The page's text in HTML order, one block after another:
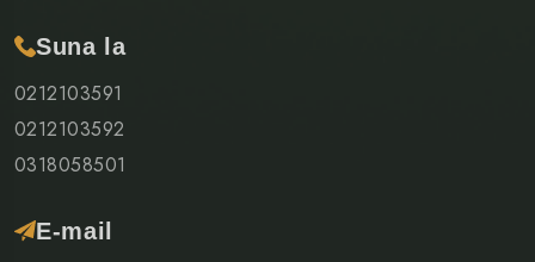
Suna la
0212103591
0212103592
0318058501
E-mail